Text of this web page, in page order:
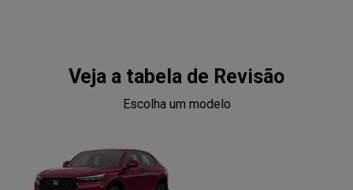
Veja a tabela de Revisão
Escolha um modelo